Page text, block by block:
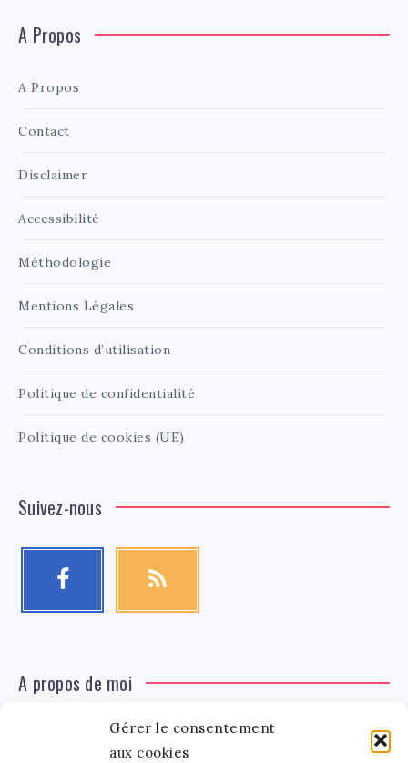
Gérer le consentement
aux cookies
A Propos
A Propos
Contact
Disclaimer
Accessibilité
Méthodologie
Mentions Légales
Conditions d’utilisation
Politique de confidentialité
Politique de cookies (UE)
Suivez-nous
A propos de moi
Léa Tinger
Fondatrice